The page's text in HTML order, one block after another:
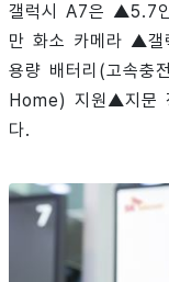
갤럭시 A7은 ▲5.7
만 화소 카메라 ▲
용량 배터리(고속
Home) 지원▲지문
다.